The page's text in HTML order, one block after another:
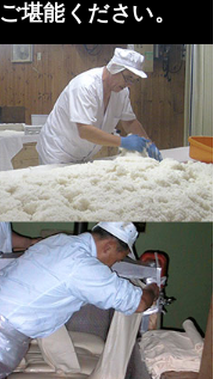
堪能ください。